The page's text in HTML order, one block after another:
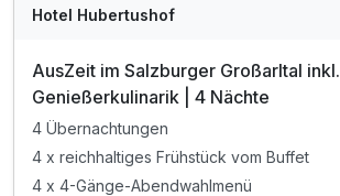
Hotel Hubertushof
AusZeit im Salzburger Großarltal inkl.
Genießerkulinarik | 4 Nächte
4 Übernachtungen
4 x reichhaltiges Frühstück vom Buffet
4 x 4-Gänge-Abendwahlmenü